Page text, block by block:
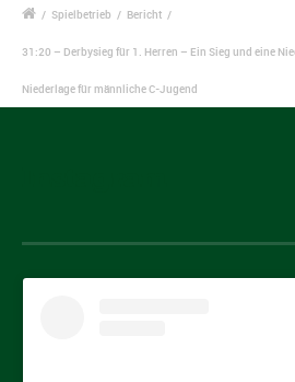
/ Spielbetrieb / Bericht /
31:20 – Derbysieg für 1. Herren – Ein Sieg und eine
Niederlage für männliche C-Jugend